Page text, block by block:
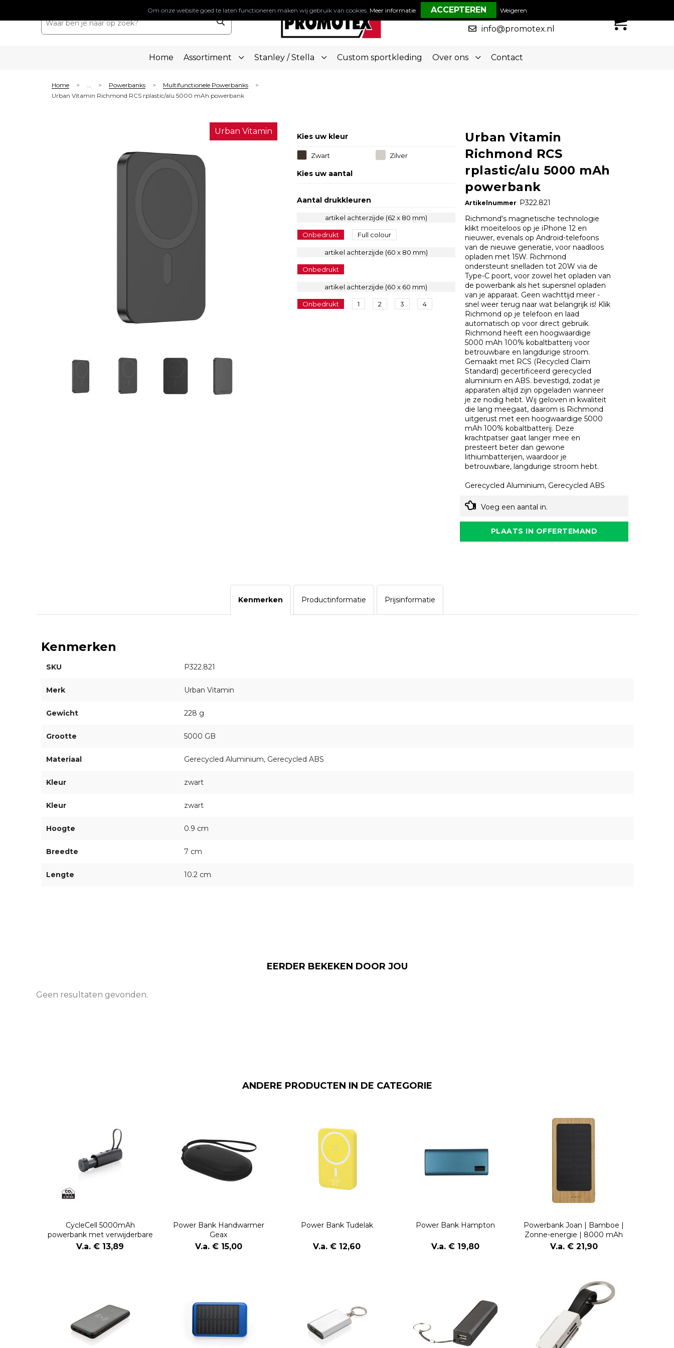
050-5773636
info@promotex.nl
Home Assortiment Stanley / Stella Custom sportkleding Over ons Contact
Home > ... > Powerbanks > Multifunctionele Powerbanks >
Urban Vitamin Richmond RCS rplastic/alu 5000 mAh powerbank
Urban Vitamin
Kies uw kleur
Zwart Zilver
Kies uw aantal
Aantal drukkleuren
artikel achterzijde (62 x 80 mm)
Onbedrukt Full colour
artikel achterzijde (60 x 80 mm)
Onbedrukt
artikel achterzijde (60 x 60 mm)
Onbedrukt 1 2 3 4
Urban Vitamin
Richmond RCS
rplastic/alu 5000 mAh
powerbank
Artikelnummer: P322.821
Richmond's magnetische technologie
klikt moeiteloos op je iPhone 12 en
nieuwer, evenals op Android-telefoons
van de nieuwe generatie, voor naadloos
opladen met 15W. Richmond
ondersteunt snelladen tot 20W via de
Type-C poort, voor zowel het opladen van
de powerbank als het supersnel opladen
van je apparaat. Geen wachttijd meer -
snel weer terug naar wat belangrijk is! Klik
Richmond op je telefoon en laad
automatisch op voor direct gebruik.
Richmond heeft een hoogwaardige
5000 mAh 100% kobaltbatterij voor
betrouwbare en langdurige stroom.
Gemaakt met RCS (Recycled Claim
Standard) gecertificeerd gerecycled
aluminium en ABS. bevestigd, zodat je
apparaten altijd zijn opgeladen wanneer
je ze nodig hebt. Wij geloven in kwaliteit
die lang meegaat, daarom is Richmond
uitgerust met een hoogwaardige 5000
mAh 100% kobaltbatterij. Deze
krachtpatser gaat langer mee en
presteert beter dan gewone
lithiumbatterijen, waardoor je
betrouwbare, langdurige stroom hebt.
Gerecycled Aluminium, Gerecycled ABS
Voeg een aantal in.
PLAATS IN OFFERTEMAND
Kenmerken Productinformatie Prijsinformatie
Kenmerken
SKU P322.821
Merk Urban Vitamin
Gewicht 228 g
Grootte 5000 GB
Materiaal Gerecycled Aluminium, Gerecycled ABS
Kleur zwart
Kleur zwart
Hoogte 0.9 cm
Breedte 7 cm
Lengte 10.2 cm
EERDER BEKEKEN DOOR JOU
Geen resultaten gevonden.
ANDERE PRODUCTEN IN DE CATEGORIE
CycleCell 5000mAh
powerbank met verwijderbare
batterij
V.a. € 13,89
Power Bank Handwarmer
Geax
V.a. € 15,00
Power Bank Tudelak
V.a. € 12,60
Power Bank Hampton
V.a. € 19,80
Powerbank Joan | Bamboe |
Zonne-energie | 8000 mAh
V.a. € 21,90
Om onze website goed te laten functioneren maken wij gebruik van cookies. Meer informatie. Weigeren